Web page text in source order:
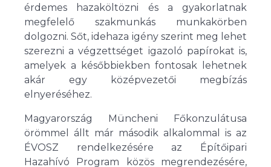
érdemes hazaköltözni és a gyakorlatnak
megfelelő szakmunkás munkakörben
dolgozni. Sőt, idehaza igény szerint meg lehet
szerezni a végzettséget igazoló papírokat is,
amelyek a későbbiekben fontosak lehetnek
akár egy középvezetői megbízás
elnyeréséhez.
Magyarország Müncheni Főkonzulátusa
örömmel állt már második alkalommal is az
ÉVOSZ rendelkezésére az Építőipari
Hazahívó Program közös megrendezésére,